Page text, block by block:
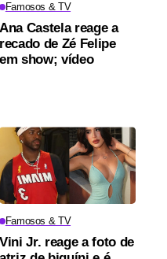
Famosos & TV
Ana Castela reage a
recado de Zé Felipe
em show; vídeo
Famosos & TV
Vini Jr. reage a foto de